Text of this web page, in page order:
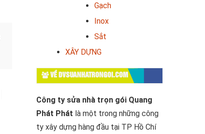
Gạch
Inox
Sắt
XÂY DỰNG
VỀ DVSUANHATRONGOI.COM
Công ty sửa nhà trọn gói Quang
Phát Phát là một trong những công
ty xây dựng hàng đầu tại TP Hồ Chí